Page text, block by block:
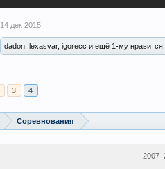
14 дек 2015
dadon, lexasvar, igorecc и ещё 1-му нравится
3 4
Соревнования
2007–